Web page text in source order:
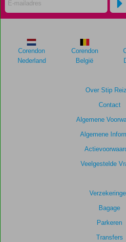
meer
om
de
relevantie
Over Stip
Contact
Algemene
Algemene
Veelgestelde
Bagage
Parkeren
Transfers
Corendon
Nederland
Corendon
België